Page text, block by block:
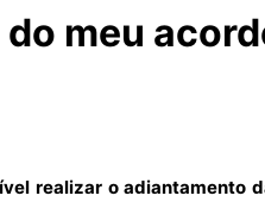
meu
realizar o adiantamento